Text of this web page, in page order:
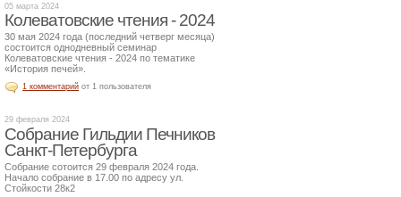
05 марта 2024
Колеватовские чтения - 2024
30 мая 2024 года (последний четверг месяца)
состоится однодневный семинар
Колеватовские чтения - 2024 по тематике
«История печей».
1 комментарий от 1 пользователя
29 февраля 2024
Собрание Гильдии Печников
Санкт-Петербурга
Собрание сотоится 29 февраля 2024 года.
Начало собрание в 17.00 по адресу ул.
Стойкости 28к2